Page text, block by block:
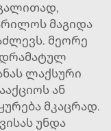
მაგიდა
მეორე
დრამატულ
ლაქსური
ან
მკაცრად.
უნდა